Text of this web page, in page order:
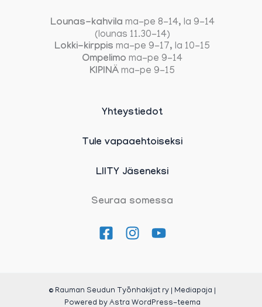
Lounas-kahvila ma-pe 8-14, la 9-14
(lounas 11.30-14)
Lokki-kirppis ma-pe 9-17, la 10-15
Ompelimo ma-pe 9-14
KIPINÄ ma-pe 9-15
Yhteystiedot
Tule vapaaehtoiseksi
LIITY Jäseneksi
Seuraa somessa
© Rauman Seudun Työnhakijat ry | Mediapaja |
Powered by Astra WordPress-teema